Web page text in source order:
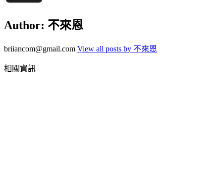
Author: 不來恩
briiancom@gmail.com View all posts by 不來恩
相關資訊